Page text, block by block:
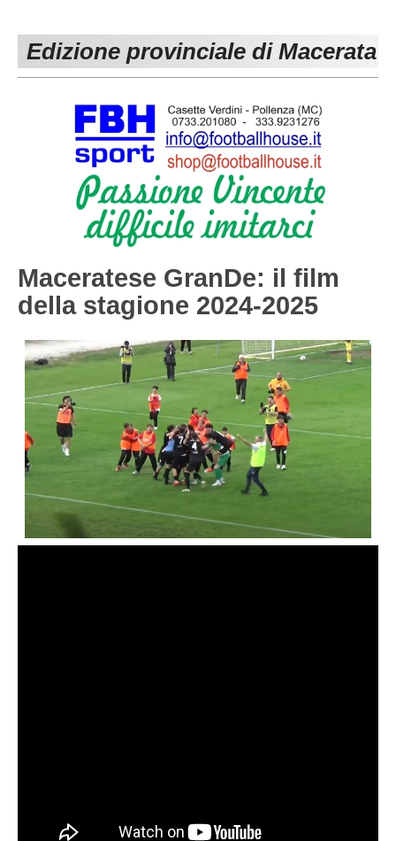
Carica la tua Rosa
1^ CATEGORIA
3^ CATEGORIA
GIOVANILI
Edizione provinciale di Macerata
Maceratese GranDe: il film
della stagione 2024-2025